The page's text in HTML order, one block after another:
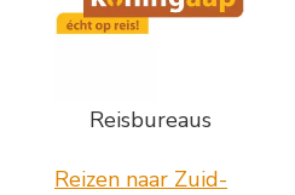
Reisbureaus
Reizen naar Zuid-